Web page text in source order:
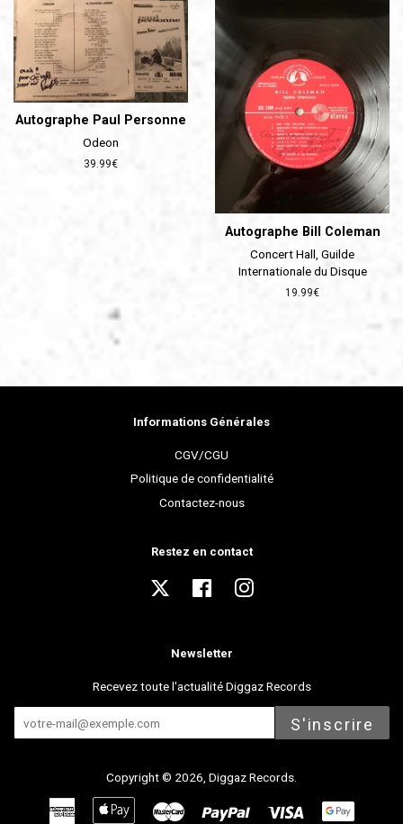
Autographe Paul Personne
Odeon
Prix
39.99€
Autographe Bill Coleman
Concert Hall, Guilde
Internationale du Disque
Prix
19.99€
Informations Générales
CGV/CGU
Politique de confidentialité
Contactez-nous
Restez en contact
Twitter FacebookInstagram
Newsletter
Recevez toute l'actualité Diggaz Records
S'inscrire
Copyright © 2026, Diggaz Records
American
Apple
Master Paypal Visa